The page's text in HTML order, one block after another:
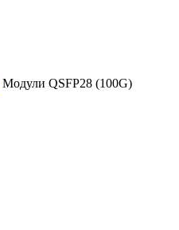
Модули QSFP28 (100G)